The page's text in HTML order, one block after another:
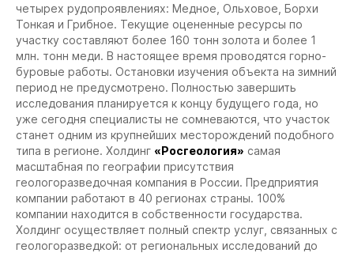
четырех рудопроявлениях: Медное, Ольховое, Борхи
Тонкая и Грибное. Текущие оцененные ресурсы по
участку составляют более 160 тонн золота и более 1
млн. тонн меди. В настоящее время проводятся горно-
буровые работы. Остановки изучения объекта на зимний
период не предусмотрено. Полностью завершить
исследования планируется к концу будущего года, но
уже сегодня специалисты не сомневаются, что участок
станет одним из крупнейших месторождений подобного
типа в регионе. Холдинг «Росгеология» самая
масштабная по географии присутствия
геологоразведочная компания в России. Предприятия
компании работают в 40 регионах страны. 100%
компании находится в собственности государства.
Холдинг осуществляет полный спектр услуг, связанных с
геологоразведкой: от региональных исследований до